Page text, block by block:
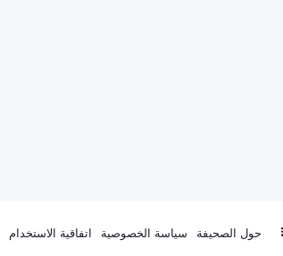
حول الصحيفة سياسة الخصوصية اتفاقية الاستخدام
ملخص